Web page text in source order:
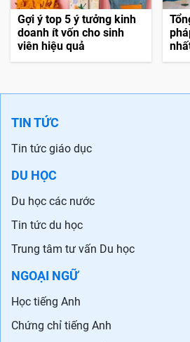
Gợi ý top 5 ý tưởng kinh
doanh ít vốn cho sinh
viên hiệu quả
TIN TỨC
Tin tức giáo dục
DU HỌC
Du học các nước
Tin tức du học
Trung tâm tư vấn Du học
NGOẠI NGỮ
Học tiếng Anh
Chứng chỉ tiếng Anh